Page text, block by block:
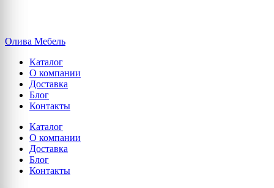
Олива Мебель
Каталог
О компании
Доставка
Блог
Контакты
Каталог
О компании
Доставка
Блог
Контакты